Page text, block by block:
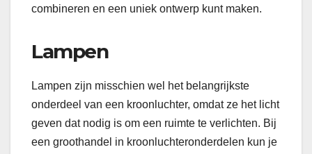
combineren en een uniek ontwerp kunt maken.
Lampen
Lampen zijn misschien wel het belangrijkste
onderdeel van een kroonluchter, omdat ze het licht
geven dat nodig is om een ruimte te verlichten. Bij
een groothandel in kroonluchteronderdelen kun je